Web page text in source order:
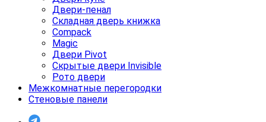
Двери-пенал
Складная дверь книжка
Compack
Magic
Двери Pivot
Скрытые двери Invisible
Рото двери
Межкомнатные перегородки
Стеновые панели